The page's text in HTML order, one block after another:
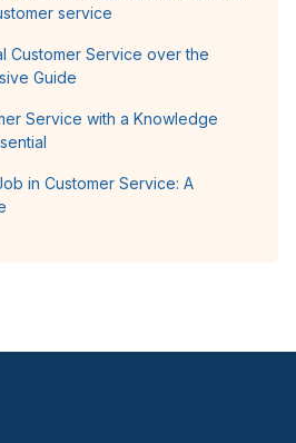
service
Customer Service over the
Guide
Service with a Knowledge
in Customer Service: A